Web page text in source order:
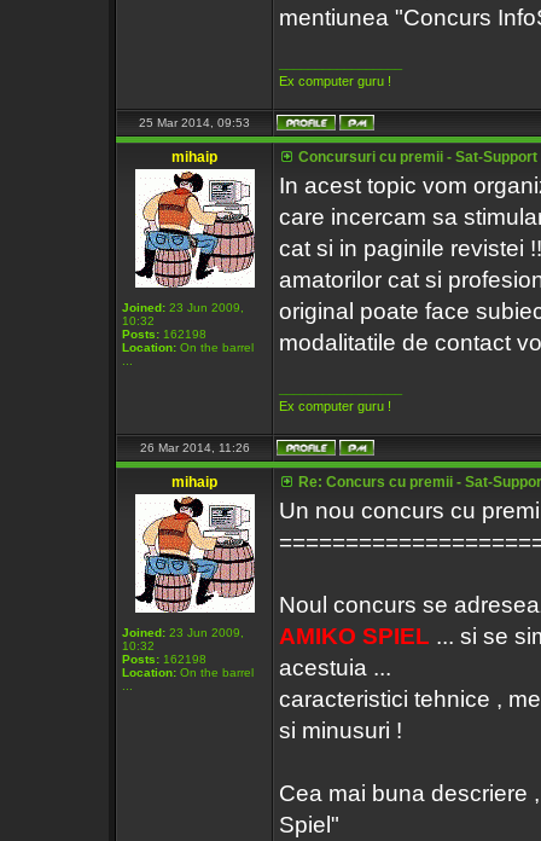
mentiunea "Concurs
Ex computer guru !
25 Mar 2014, 09:53
mihaip
Joined: 23 Jun 2009,
10:32
Posts: 162198
Location: On the barrel
Concursuri cu premii - Sat-
In acest topic vom
care incercam sa
cat si in paginile revistei
amatorilor cat si
original poate face
modalitatile de contact
Ex computer guru !
26 Mar 2014, 11:26
mihaip
Joined: 23 Jun 2009,
10:32
Posts: 162198
Location: On the barrel
Re: Concurs cu premii - Sat-
Un nou concurs cu
Noul concurs se
AMIKO SPIEL ... si se
acestuia ...
caracteristici tehnice ,
si minusuri !
Cea mai buna descriere
Spiel"